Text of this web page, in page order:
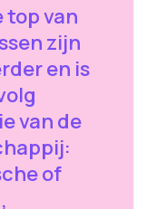
top van
zijn
en is
van de
of